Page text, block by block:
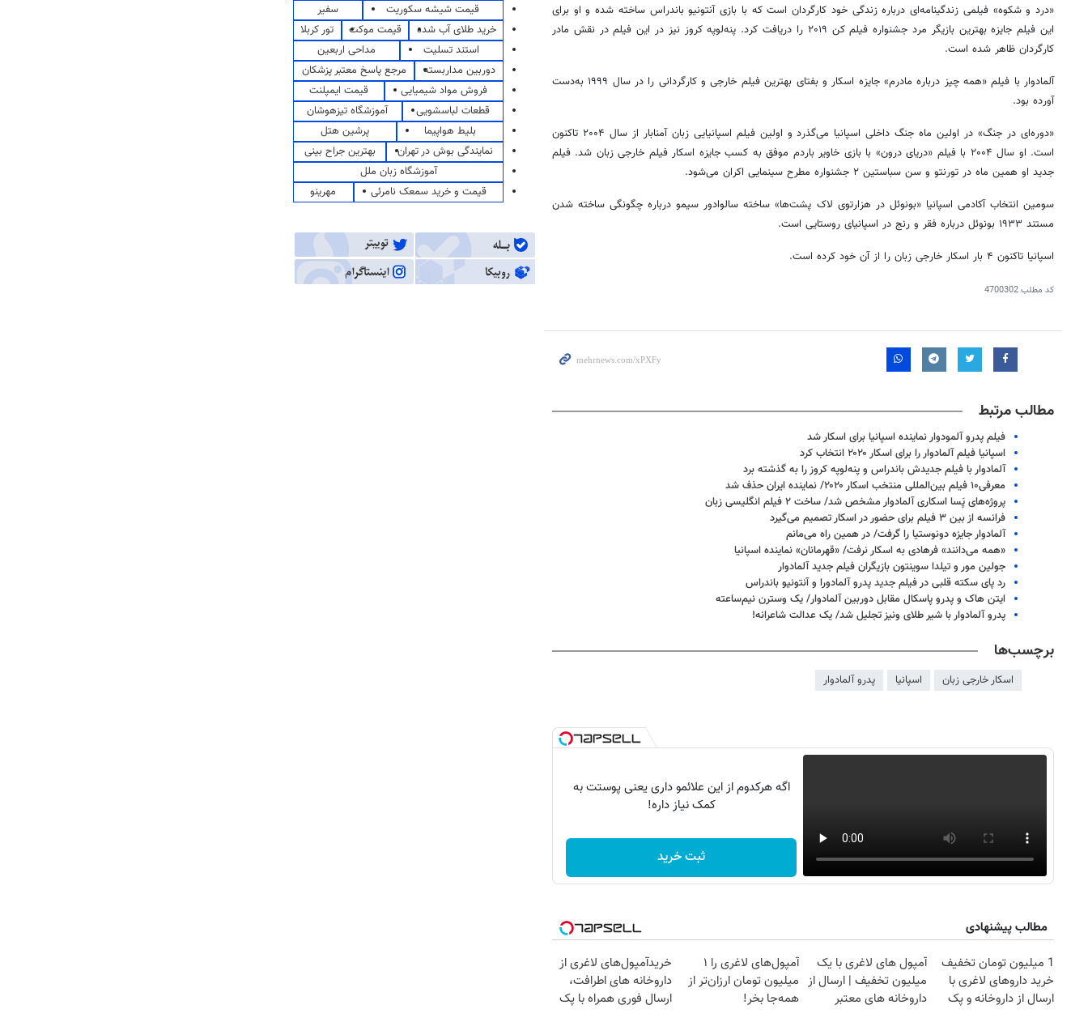
«درد و شکوه» فیلمی زندگینامه‌ای درباره زندگی خود کارگردان است که با بازی آنتونیو باندراس ساخته شده و او برای
این فیلم جایزه بهترین بازیگر مرد جشنواره فیلم کن ۲۰۱۹ را دریافت کرد. پنه‌لوپه کروز نیز در این فیلم در نقش مادر
کارگردان ظاهر شده است.
آلمادوار با فیلم «همه چیز درباره مادرم» جایزه اسکار و بفتای بهترین فیلم خارجی و کارگردانی را در سال ۱۹۹۹ به‌دست
آورده بود.
«دوره‌ای در جنگ» در اولین ماه جنگ داخلی اسپانیا می‌گذرد و اولین فیلم اسپانیایی زبان آمنابار از سال ۲۰۰۴ تاکنون
است. او سال ۲۰۰۴ با فیلم «دریای درون» با بازی خاویر باردم موفق به کسب جایزه اسکار فیلم خارجی زبان شد. فیلم
جدید او همین ماه در تورنتو و سن سباستین ۲ جشنواره مطرح سینمایی اکران می‌شود.
سومین انتخاب آکادمی اسپانیا «بونوئل در هزارتوی لاک پشت‌ها» ساخته سالوادور سیمو درباره چگونگی ساخته شدن
مستند ۱۹۳۳ بونوئل درباره فقر و رنج در اسپانیای روستایی است.
اسپانیا تاکنون ۴ بار اسکار خارجی زبان را از آن خود کرده است.
کد مطلب4700302
مطالب مرتبط
فیلم پدرو آلمودوار نماینده اسپانیا برای اسکار شد
اسپانیا فیلم آلمادوار را برای اسکار ۲۰۲۰ انتخاب کرد
آلمادوار با فیلم جدیدش باندراس و پنه‌لوپه کروز را به گذشته برد
معرفی۱۰ فیلم بین‌المللی منتخب اسکار ۲۰۲۰/ نماینده ایران حذف شد
پروژه‌های پَسا اسکاری آلمادوار مشخص شد/ ساخت ۲ فیلم انگلیسی زبان
فرانسه از بین ۳ فیلم برای حضور در اسکار تصمیم می‌گیرد
آلمادوار جایزه دونوستیا را گرفت/ در همین راه می‌مانم
«همه می‌دانند» فرهادی به اسکار نرفت/ «قهرمانان» نماینده اسپانیا
جولین مور و تیلدا سوینتون بازیگران فیلم جدید آلمادوار
رد پای سکته قلبی در فیلم جدید پدرو آلمادورا و آنتونیو باندراس
ایتن هاک و پدرو پاسکال مقابل دوربین آلمادوار/ یک وسترن نیم‌ساعته
پدرو آلمادوار با شیر طلای ونیز تجلیل شد/ یک عدالت شاعرانه!
برچسب‌ها
اسکار خارجی زبان اسپانیا پدرو آلمادوار
اگه هرکدوم از این علائمو داری یعنی پوستت به
کمک نیاز داره!
ثبت خرید
مطالب پیشنهادی
1 میلیون تومان تخفیف
خرید داروهای لاغری با
ارسال از داروخانه و پک
آمپول های لاغری با یک
میلیون تخفیف | ارسال از
داروخانه های معتبر
آمپول‌های لاغری را ۱
میلیون تومان ارزان‌تر از
همه‌جا بخر!
خریدآمپول‌های لاغری از
داروخانه های اطرافت،
ارسال فوری همراه با پک
قیمت شیشه سکوریت
سفیر
خرید طلای آب شده
قیمت موکت
تور کربلا
استند تسلیت
مداحی اربعین
دوربین مداربسته
مرجع پاسخ معتبر پزشکان
فروش مواد شیمیایی
قیمت ایمپلنت
قطعات لباسشویی
آموزشگاه تیزهوشان
بلیط هواپیما
پرشین هتل
نمایندگی بوش در تهران
بهترین جراح بینی
آموزشگاه زبان ملل
قیمت و خرید سمعک نامرئی
مهرینو